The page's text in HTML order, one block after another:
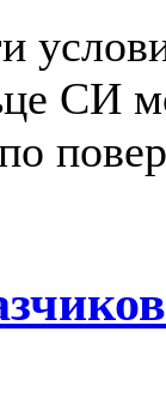
СИ